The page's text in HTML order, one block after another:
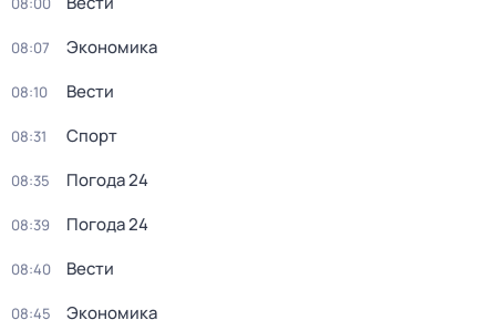
08:07 Экономика
08:10 Вести
08:31 Спорт
08:35 Погода 24
08:39 Погода 24
08:40 Вести
08:45 Экономика